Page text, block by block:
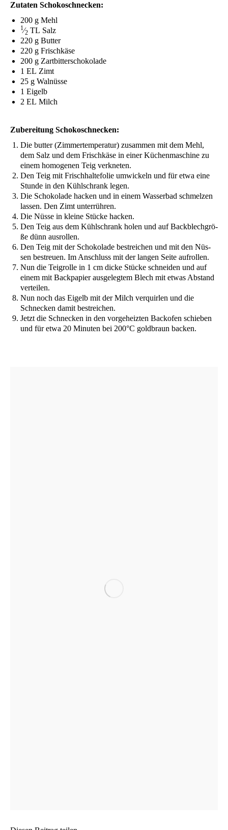
Zuta­ten Schokoschnecken:
200 g Mehl
1⁄2 TL Salz
220 g Butter
220 g Frischkäse
200 g Zartbitterschokolade
1 EL Zimt
25 g Walnüsse
1 Eigelb
2 EL Milch
Zube­rei­tung Schokoschnecken:
Die but­ter (Zim­mer­tem­pe­ra­tur) zusam­men mit dem Mehl,
dem Salz und dem Frisch­kä­se in einer Küchen­ma­schi­ne zu
einem homo­ge­nen Teig verkneten.
Den Teig mit Frisch­hal­te­fo­lie umwi­ckeln und für etwa eine
Stun­de in den Kühl­schrank legen.
Die Scho­ko­la­de hacken und in einem Was­ser­bad schmel­zen
las­sen. Den Zimt unterrühren.
Die Nüs­se in klei­ne Stü­cke hacken.
Den Teig aus dem Kühl­schrank holen und auf Back­blech­grö­
ße dünn ausrollen.
Den Teig mit der Scho­ko­la­de bestrei­chen und mit den Nüs­
sen bestreu­en. Im Anschluss mit der lan­gen Sei­te aufrollen.
Nun die Teig­rol­le in 1 cm dicke Stü­cke schnei­den und auf
einem mit Back­pa­pier aus­ge­leg­tem Blech mit etwas Abstand
verteilen.
Nun noch das Eigelb mit der Milch ver­quir­len und die
Schne­cken damit bestreichen.
Jetzt die Schne­cken in den vor­ge­heiz­ten Back­ofen schie­ben
und für etwa 20 Minu­ten bei 200°C gold­braun backen.